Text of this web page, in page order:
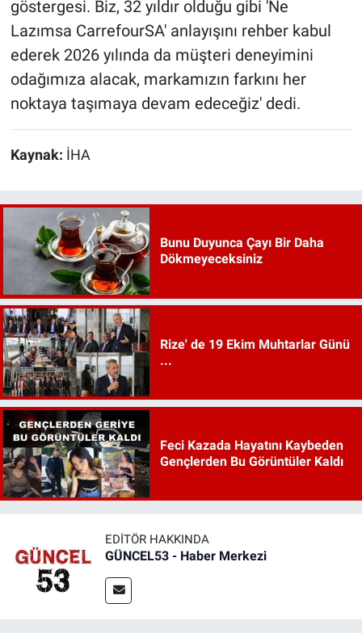
göstergesi. Biz, 32 yıldır olduğu gibi 'Ne
Lazımsa CarrefourSA' anlayışını rehber kabul
ederek 2026 yılında da müşteri deneyimini
odağımıza alacak, markamızın farkını her
noktaya taşımaya devam edeceğiz' dedi.
Kaynak: İHA
Bunu Duyunca Çayı Bir Daha
Dökmeyeceksiniz
Rize' de 19 Ekim Muhtarlar Günü
...
Feci Kazada Hayatını Kaybeden
Gençlerden Bu Görüntüler Kaldı
EDITÖR HAKKINDA
GÜNCEL53 - Haber Merkezi